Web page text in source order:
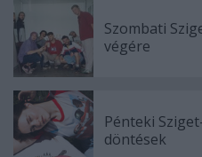
Szombati
végére
Pénteki
döntések